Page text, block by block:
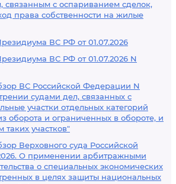
связанным с оспариванием сделок,
права собственности на жилые
ВС РФ от 01.07.2026
ВС РФ от 01.07.2026 N
ВС Российской Федерации N
судами дел, связанных с
участки отдельных категорий
оборота и ограниченных в обороте, и
таких участков"
Верховного суда Российской
О применении арбитражными
о специальных экономических
в целях защиты национальных